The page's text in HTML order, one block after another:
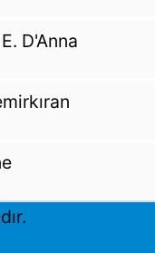
D'Anna